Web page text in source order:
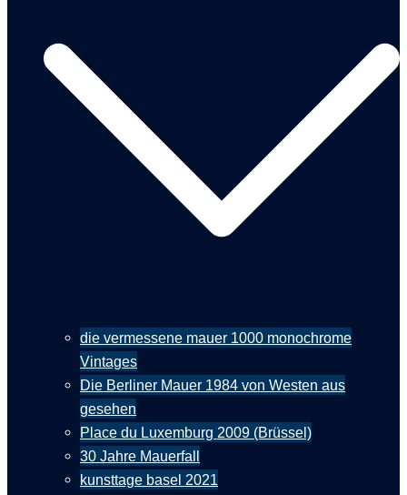
die vermessene mauer 1000 monochrome
Vintages
Die Berliner Mauer 1984 von Westen aus
gesehen
Place du Luxemburg 2009 (Brüssel)
30 Jahre Mauerfall
kunsttage basel 2021